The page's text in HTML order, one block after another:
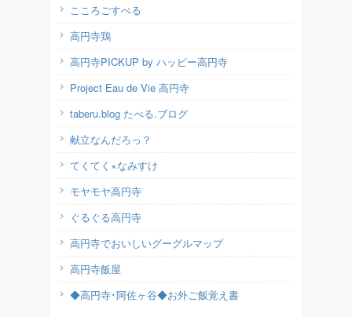
こころごすぺる
高円寺鶏
高円寺PICKUP by ハッピー高円寺
Project Eau de Vie 高円寺
taberu.blog たべる.ブログ
献立なんだろっ？
てくてく×なみすけ
モヤモヤ高円寺
ぐるぐる高円寺
高円寺でおいしいグーグルマップ
高円寺飯屋
◆高円寺･阿佐ヶ谷◆お外ご飯覚え書